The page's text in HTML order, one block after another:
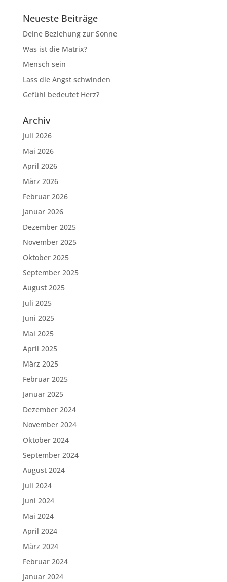
Neueste Beiträge
Deine Beziehung zur Sonne
Was ist die Matrix?
Mensch sein
Lass die Angst schwinden
Gefühl bedeutet Herz?
Archiv
Juli 2026
Mai 2026
April 2026
März 2026
Februar 2026
Januar 2026
Dezember 2025
November 2025
Oktober 2025
September 2025
August 2025
Juli 2025
Juni 2025
Mai 2025
April 2025
März 2025
Februar 2025
Januar 2025
Dezember 2024
November 2024
Oktober 2024
September 2024
August 2024
Juli 2024
Juni 2024
Mai 2024
April 2024
März 2024
Februar 2024
Januar 2024